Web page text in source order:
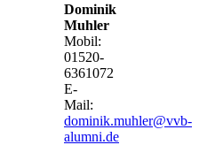
Dominik
Muhler
Mobil:
01520-
6361072
E-
Mail:
dominik.muhler@vvb-
alumni.de